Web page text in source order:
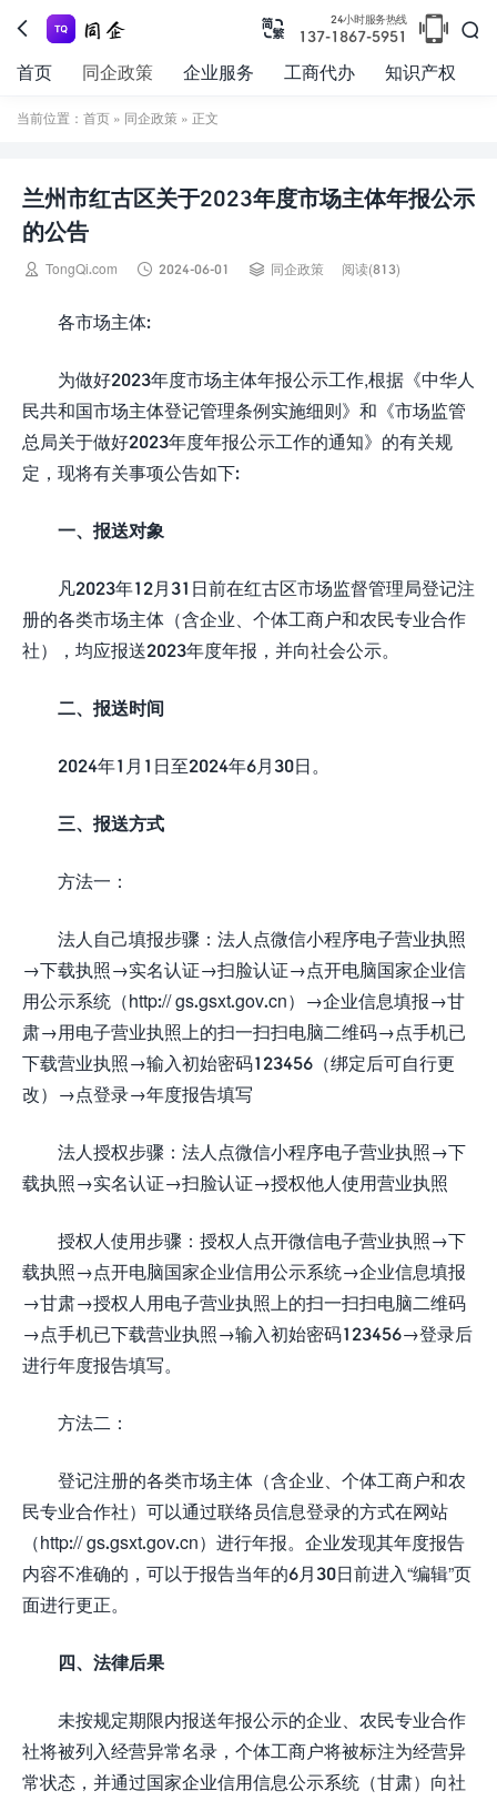
 
24小时服务热线
137-1867-5951 

首页 同企政策 企业服务 工商代办 知识产权
当前位置： 首页 » 同企政策 » 正文
兰州市红古区关于2023年度市场主体年报公示
的公告
 TongQi.com  2024-06-01  同企政策 阅读(813)
各市场主体:
为做好2023年度市场主体年报公示工作,根据《中华人
民共和国市场主体登记管理条例实施细则》和《市场监管
总局关于做好2023年度年报公示工作的通知》的有关规
定，现将有关事项公告如下:
一、报送对象
凡2023年12月31日前在红古区市场监督管理局登记注
册的各类市场主体（含企业、个体工商户和农民专业合作
社），均应报送2023年度年报，并向社会公示。
二、报送时间
2024年1月1日至2024年6月30日。
三、报送方式
方法一：
法人自己填报步骤：法人点微信小程序电子营业执照
→下载执照→实名认证→扫脸认证→点开电脑国家企业信
用公示系统（http:// gs.gsxt.gov.cn）→企业信息填报→甘
肃→用电子营业执照上的扫一扫扫电脑二维码→点手机已
下载营业执照→输入初始密码123456（绑定后可自行更
改）→点登录→年度报告填写
法人授权步骤：法人点微信小程序电子营业执照→下
载执照→实名认证→扫脸认证→授权他人使用营业执照
授权人使用步骤：授权人点开微信电子营业执照→下
载执照→点开电脑国家企业信用公示系统→企业信息填报
→甘肃→授权人用电子营业执照上的扫一扫扫电脑二维码
→点手机已下载营业执照→输入初始密码123456→登录后
进行年度报告填写。
方法二：
登记注册的各类市场主体（含企业、个体工商户和农
民专业合作社）可以通过联络员信息登录的方式在网站
（http:// gs.gsxt.gov.cn）进行年报。企业发现其年度报告
内容不准确的，可以于报告当年的6月30日前进入“编辑”页
面进行更正。
四、法律后果
未按规定期限内报送年报公示的企业、农民专业合作
社将被列入经营异常名录，个体工商户将被标注为经营异
常状态，并通过国家企业信用信息公示系统（甘肃）向社